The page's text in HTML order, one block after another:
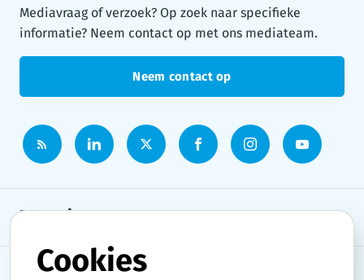
Mediavraag of verzoek? Op zoek naar specifieke
informatie? Neem contact op met ons mediateam.
Neem contact op
Persruimte
Onderwerpen
Cookies